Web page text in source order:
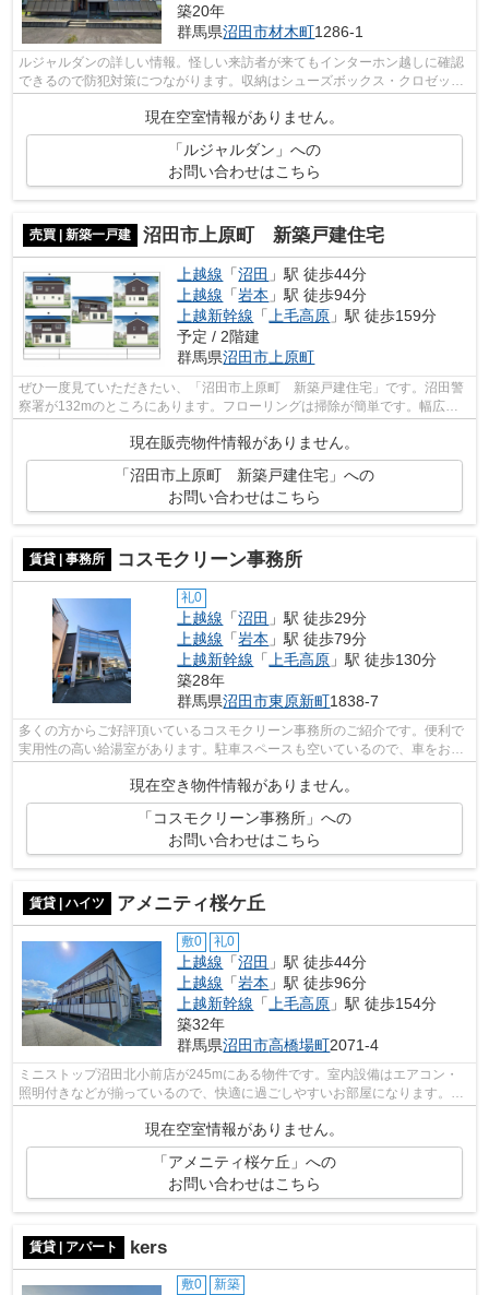
築20年
群馬県沼田市材木町1286-1
ルジャルダンの詳しい情報。怪しい来訪者が来てもインターホン越しに確認
できるので防犯対策につながります。収納はシューズボックス・クロゼット
などが備え付けられているので、衣類...
現在空室情報がありません。
「ルジャルダン」への
お問い合わせはこちら
売買 | 新築一戸建 沼田市上原町 新築戸建住宅
上越線 「沼田 」駅 徒歩44分
上越線 「岩本 」駅 徒歩94分
上越新幹線 「 上毛高原 」駅 徒歩159分
予定 / 2階建
群馬県沼田市 上原町
ぜひ一度見ていただきたい、「沼田市上原町 新築戸建住宅」です。沼田警
察署が132mのところにあります。フローリングは掃除が簡単です。幅広い
方にご好評な2,680万円の物件での新生活...
現在販売物件情報がありません。
「沼田市上原町 新築戸建住宅」への
お問い合わせはこちら
賃貸 | 事務所 コスモクリーン事務所
礼0
上越線 「沼田 」駅 徒歩29分
上越線 「岩本 」駅 徒歩79分
上越新幹線 「上毛高原 」駅 徒歩130分
築28年
群馬県沼田市東原新町1838-7
多くの方からご好評頂いているコスモクリーン事務所のご紹介です。便利で
実用性の高い給湯室があります。駐車スペースも空いているので、車をお持
現在空き物件情報がありません。
「コスモクリーン事務所」への
お問い合わせはこちら
賃貸 | ハイツ アメニティ桜ケ丘
敷0 礼0
上越線 「沼田 」駅 徒歩44分
上越線 「岩本 」駅 徒歩96分
上越新幹線 「 上毛高原 」駅 徒歩154分
築32年
群馬県沼田市高橋場町2071-4
ミニストップ沼田北小前店が245mにある物件です。室内設備はエアコン・
照明付きなどが揃っているので、快適に過ごしやすいお部屋になります。快
適な暮らしには、キッチンは欠かせませ...
現在空室情報がありません。
「アメニティ桜ケ丘」への
お問い合わせはこちら
賃貸 | アパート kers
敷0 新築